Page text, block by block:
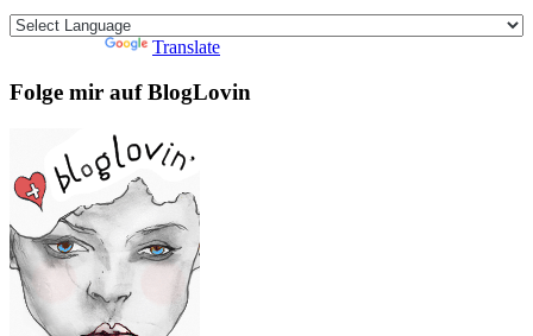
Translate
Folge mir auf BlogLovin